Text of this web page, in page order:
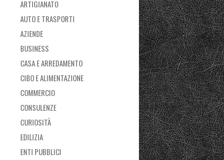
ARTIGIANATO
AUTO E TRASPORTI
AZIENDE
BUSINESS
CASA E ARREDAMENTO
CIBO E ALIMENTAZIONE
COMMERCIO
CONSULENZE
CURIOSITÀ
EDILIZIA
ENTI PUBBLICI